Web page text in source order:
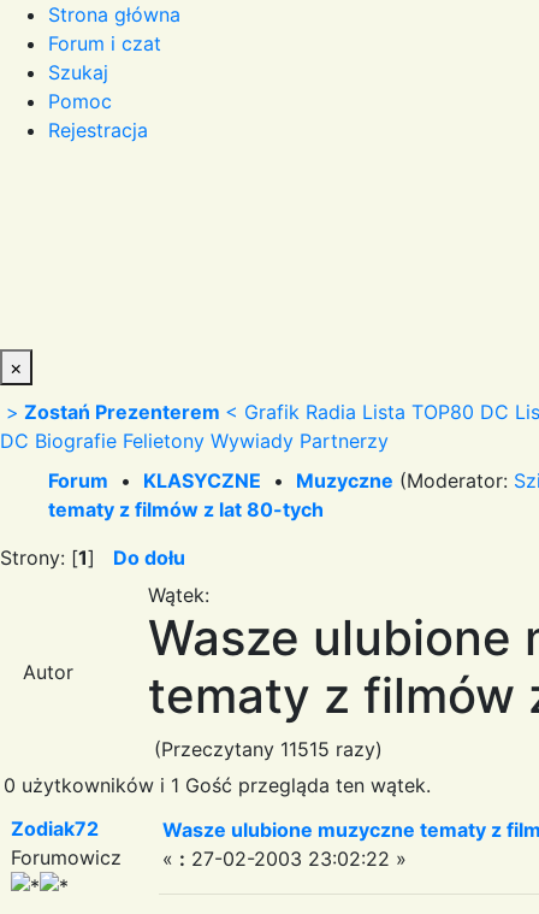
Strona główna
Forum i czat
Szukaj
Pomoc
Rejestracja
×
> Zostań Prezenterem < Grafik Radia Lista TOP80 DC
DC Biografie Felietony Wywiady Partnerzy
Forum • KLASYCZNE • Muzyczne (Moderator:
tematy z filmów z lat 80-tych
Strony: [1] Do dołu
Autor
Wątek:
Wasze ulubione
tematy z filmów
(Przeczytany 11515 razy)
0 użytkowników i 1 Gość przegląda ten wątek.
Zodiak72
Forumowicz
Wasze ulubione muzyczne tematy z
« : 27-02-2003 23:02:22 »